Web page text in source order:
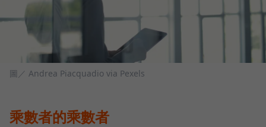
圖／ Andrea Piacquadio via Pexels
乘數者的乘數者